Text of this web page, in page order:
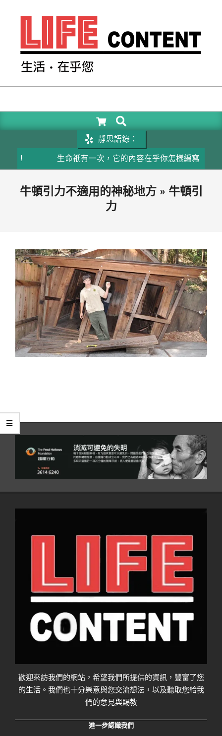
LIFE
SEARCH
靜思語錄：
生命祇有一次，它的內容在乎你怎樣編寫
牛頓引力不適用的神秘地方 » 牛頓引
力
04-
01
歡迎來訪我們的網站，希望我們所提供的資訊，豐富了您
的生活。我們也十分樂意與您交流想法，以及聽取您給我
們的意見與賜教
進一步認識我們